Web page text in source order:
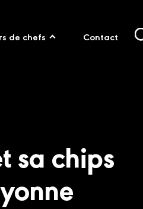
de chefs Contact
sa chips